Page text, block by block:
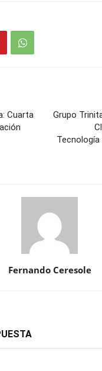
Cuarta
Grupo
Tecnología
Fernando Ceresole